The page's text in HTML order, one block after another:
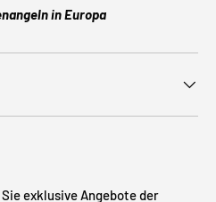
in Europa
exklusive Angebote der